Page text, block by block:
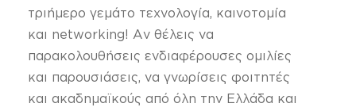
τριήμερο γεμάτο τεχνολογία, καινοτομία
και networking! Αν θέλεις να
παρακολουθήσεις ενδιαφέρουσες ομιλίες
και παρουσιάσεις, να γνωρίσεις φοιτητές
και ακαδημαϊκούς από όλη την Ελλάδα και